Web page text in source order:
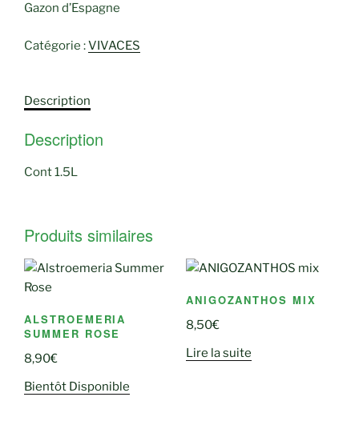
Gazon d’Espagne
Catégorie :VIVACES
Description
Description
Cont 1.5L
Produits similaires
ALSTROEMERIA
SUMMER ROSE
8,90€
Bientôt Disponible
ANIGOZANTHOS MIX
8,50€
Lire la suite